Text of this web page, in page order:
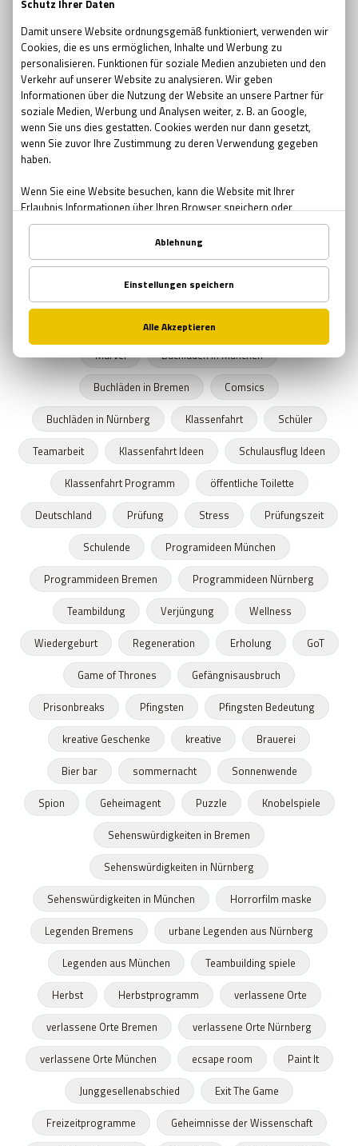
escape room movie
no escape room
escape room 2017
Ostern
Ostern in Bremen
Ostern in München
Ostern in Nürnberg
Teambuilding
Teambuilding Möglichkeiten Bremen
Teambuilding Möglichkeiten Nürnberg
Muttertag
Geschenke zum Muttertag
Mutter-Tochter Aktivitäten Nürnberg
Mutter-Tochter Aktivitäten Bremen
Mutter-Tochter Aktivitäten München
Marvel
Buchläden in München
Buchläden in Bremen
Comsics
Buchläden in Nürnberg
Klassenfahrt
Schüler
Teamarbeit
Klassenfahrt Ideen
Schulausflug Ideen
Klassenfahrt Programm
öffentliche Toilette
Deutschland
Prüfung Stress
Prüfungszeit
Schulende
Programideen München
Programmideen Bremen
Programmideen Nürnberg
Teambildung
Verjüngung
Wellness
Wiedergeburt
Regeneration Erholung
GoT
Game of Thrones
Gefängnisausbruch
Prisonbreaks
Pfingsten
Pfingsten Bedeutung
kreative Geschenke
kreative
Brauerei
Bier bar
sommernacht
Sonnenwende
Spion
Geheimagent Puzzle
Knobelspiele
Sehenswürdigkeiten in Bremen
Sehenswürdigkeiten in Nürnberg
Sehenswürdigkeiten in München
Horrorfilm maske
Legenden Bremens
urbane Legenden aus Nürnberg
Legenden aus München
Teambuilding spiele
Herbst
Herbstprogramm
verlassene Orte
verlassene Orte Bremen
verlassene Orte Nürnberg
verlassene Orte München
ecsape room
Paint It
Junggesellenabschied
Exit The Game
Freizeitprogramme
Geheimnisse der Wissenschaft